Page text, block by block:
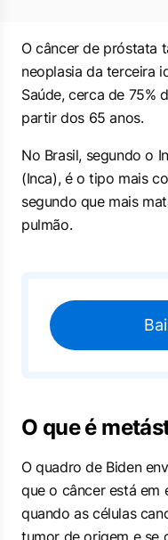
O câncer de próstata
neoplasia da terceira
Saúde, cerca de 75%
partir dos 65 anos.
No Brasil, segundo o
(Inca), é o tipo mais
segundo que mais
pulmão.
O que é
O quadro de Biden
que o câncer está em
quando as células
tumor de origem e se